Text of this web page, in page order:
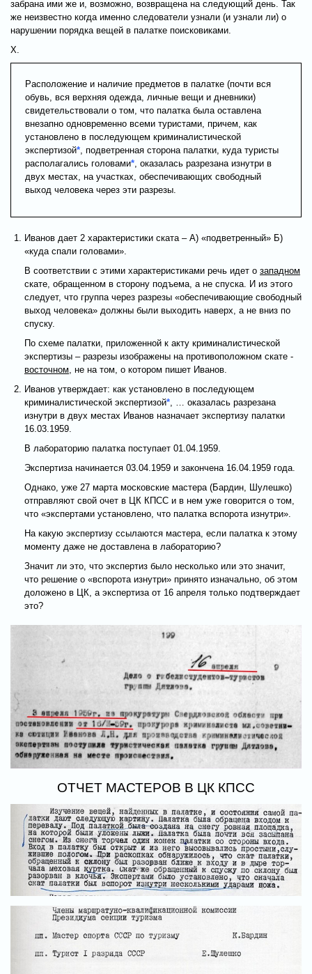
забрана ими же и, возможно, возвращена на следующий день. Так
же неизвестно когда именно следователи узнали (и узнали ли) о
нарушении порядка вещей в палатке поисковиками.
X.
Расположение и наличие предметов в палатке (почти вся
обувь, вся верхняя одежда, личные вещи и дневники)
свидетельствовали о том, что палатка была оставлена
внезапно одновременно всеми туристами, причем, как
установлено в последующем криминалистической
экспертизой* , подветренная сторона палатки, куда туристы
располагались головами* , оказалась разрезана изнутри в
двух местах, на участках, обеспечивающих свободный
выход человека через эти разрезы.
Иванов дает 2 характеристики ската – А) «подветренный» Б)
«куда спали головами».
В соответствии с этими характеристиками речь идет о западном
скате, обращенном в сторону подъема, а не спуска. И из этого
следует, что группа через разрезы «обеспечивающие свободный
выход человека» должны были выходить наверх, а не вниз по
спуску.
По схеме палатки, приложенной к акту криминалистической
экспертизы – разрезы изображены на противоположном скате -
восточном , не на том, о котором пишет Иванов.
Иванов утверждает: как установлено в последующем
криминалистической экспертизой* , … оказалась разрезана
изнутри в двух местах Иванов назначает экспертизу палатки
16.03.1959.
В лабораторию палатка поступает 01.04.1959.
Экспертиза начинается 03.04.1959 и закончена 16.04.1959 года.
Однако, уже 27 марта московские мастера (Бардин, Шулешко)
отправляют свой очет в ЦК КПСС и в нем уже говорится о том,
что «экспертами установлено, что палатка вспорота изнутри».
На какую экспертизу ссылаются мастера, если палатка к этому
моменту даже не доставлена в лабораторию?
Значит ли это, что экспертиз было несколько или это значит,
что решение о «вспорота изнутри» принято изначально, об этом
доложено в ЦК, а экспертиза от 16 апреля только подтверждает
это?
ОТЧЕТ МАСТЕРОВ В ЦК КПСС